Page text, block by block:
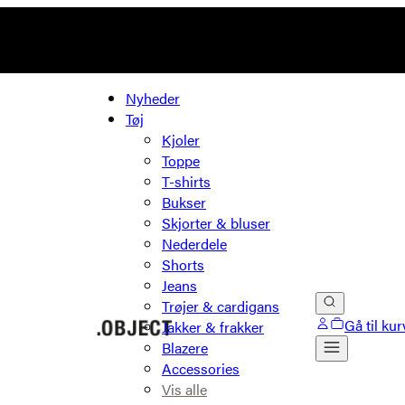
Nyheder
Tøj
Kjoler
Toppe
T-shirts
Bukser
Skjorter & bluser
Nederdele
Shorts
Jeans
Trøjer & cardigans
Jakker & frakker
Blazere
Accessories
Vis alle
Gå til